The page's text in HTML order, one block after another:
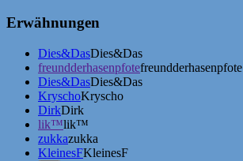
Erwähnungen
Dies&DasDies&Das
freundderhasenpfotefreundderhasenpfote
Dies&DasDies&Das
KryschoKryscho
DirkDirk
lik™lik™
zukkazukka
KleinesFKleinesF